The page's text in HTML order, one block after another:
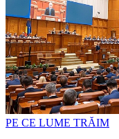
PE CE LUME TRĂIM